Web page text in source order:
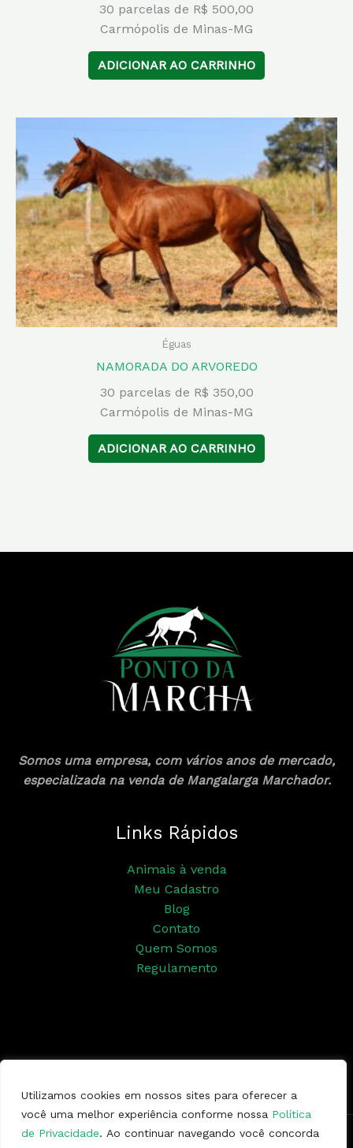
Utilizamos cookies em nossos sites para oferecer a
você uma melhor experiência conforme nossa Política
de Privacidade. Ao continuar navegando você concorda
30 parcelas de R$ 500,00
Carmópolis de Minas-MG
ADICIONAR AO CARRINHO
Éguas
NAMORADA DO ARVOREDO
30 parcelas de R$ 350,00
Carmópolis de Minas-MG
ADICIONAR AO CARRINHO
Somos uma empresa, com vários anos de mercado,
especializada na venda de Mangalarga Marchador.
Links Rápidos
Animais à venda
Meu Cadastro
Blog
Contato
Quem Somos
Regulamento